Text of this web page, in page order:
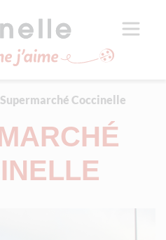
Supermarché Coccinelle